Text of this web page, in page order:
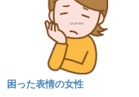
困った表情の女性